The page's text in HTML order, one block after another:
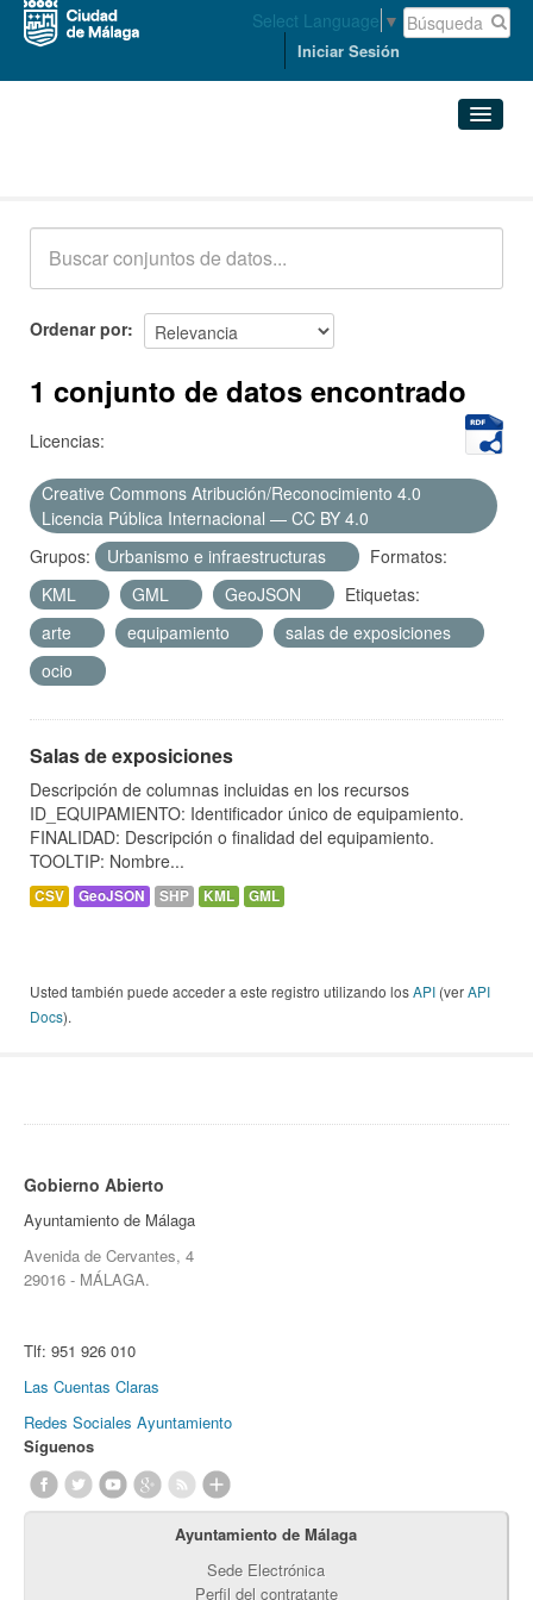
Select Language ▼
Iniciar Sesión
Acerca de
Ordenar por
1 conjunto de datos encontrado
Licencias:
Creative Commons Atribución/Reconocimiento 4.0
Licencia Pública Internacional — CC BY 4.0
Grupos:
Urbanismo e infraestructuras
Formatos:
KML
GML GeoJSON
Etiquetas:
arte
equipamiento
salas de exposiciones
ocio
Salas de exposiciones
Descripción de columnas incluidas en los recursos
ID_EQUIPAMIENTO: Identificador único de equipamiento.
FINALIDAD: Descripción o finalidad del equipamiento.
TOOLTIP: Nombre...
CSV GeoJSON SHP KML GML
Usted también puede acceder a este registro utilizando losAPI (verAPI
Docs).
Gobierno Abierto
Ayuntamiento de Málaga
Avenida de Cervantes, 4
29016 - MÁLAGA.
Tlf: 951 926 010
Las Cuentas Claras
Redes Sociales Ayuntamiento
Síguenos
Ayuntamiento de Málaga
Sede Electrónica
Perfil del contratante